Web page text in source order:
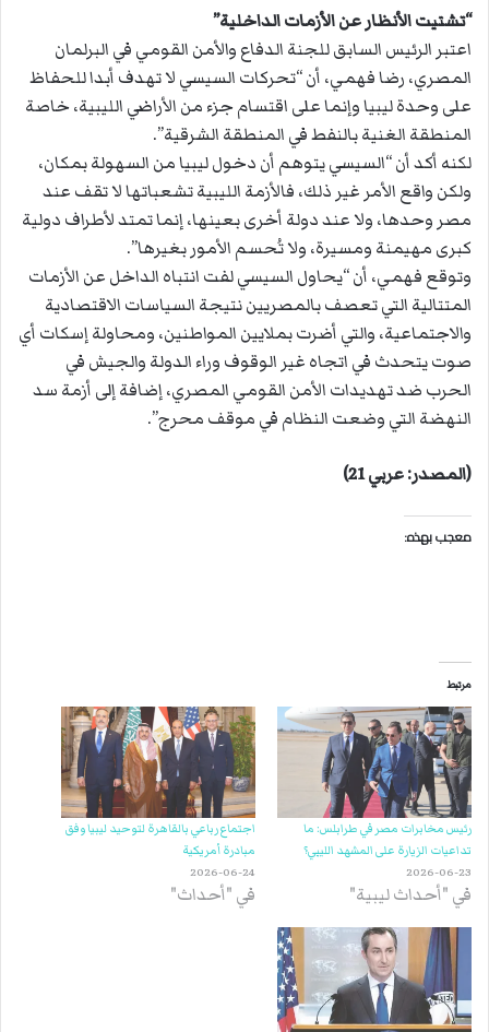
“تشتيت الأنظار عن الأزمات الداخلية”
اعتبر الرئيس السابق للجنة الدفاع والأمن القومي في البرلمان
المصري، رضا فهمي، أن “تحركات السيسي لا تهدف أبدا للحفاظ
على وحدة ليبيا وإنما على اقتسام جزء من الأراضي الليبية، خاصة
المنطقة الغنية بالنفط في المنطقة الشرقية”.
لكنه أكد أن “السيسي يتوهم أن دخول ليبيا من السهولة بمكان،
ولكن واقع الأمر غير ذلك، فالأزمة الليبية تشعباتها لا تقف عند
مصر وحدها، ولا عند دولة أخرى بعينها، إنما تمتد لأطراف دولية
كبرى مهيمنة ومسيرة، ولا تُحسم الأمور بغيرها”.
وتوقع فهمي، أن “يحاول السيسي لفت انتباه الداخل عن الأزمات
المتتالية التي تعصف بالمصريين نتيجة السياسات الاقتصادية
والاجتماعية، والتي أضرت بملايين المواطنين، ومحاولة إسكات أي
صوت يتحدث في اتجاه غير الوقوف وراء الدولة والجيش في
الحرب ضد تهديدات الأمن القومي المصري، إضافة إلى أزمة سد
النهضة التي وضعت النظام في موقف محرج”.
(المصدر: عربي 21)
معجب بهذه:
مرتبط
رئيس مخابرات مصر في طرابلس: ما
تداعيات الزيارة على المشهد الليبي؟
2026-06-23
في "أحداث ليبية"
اجتماع رباعي بالقاهرة لتوحيد ليبيا وفق
مبادرة أمريكية
2026-06-24
في "أحداث"